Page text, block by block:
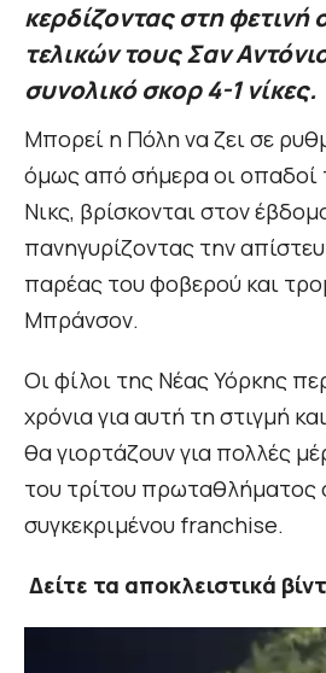
κερδίζοντας στη φετινή
τελικών τους Σαν
συνολικό σκορ 4-1 νίκες.
Μπορεί η Πόλη να ζει σε
όμως από σήμερα οι οπαδοί
Νικς, βρίσκονται στον
πανηγυρίζοντας την
παρέας του φοβερού και
Μπράνσον.
Οι φίλοι της Νέας Υόρκης
χρόνια για αυτή τη στιγμή
θα γιορτάζουν για πολλές
του τρίτου πρωταθλήματος
συγκεκριμένου franchise.
Δείτε τα αποκλειστικά